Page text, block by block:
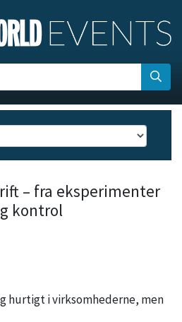
– fra eksperimenter
kontrol
hurtigt i virksomhederne, men